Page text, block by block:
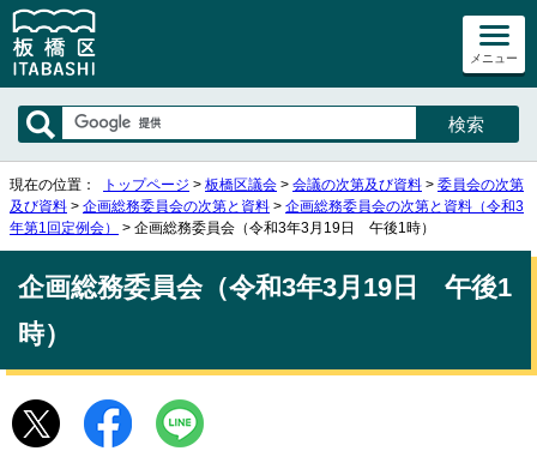
メニュー
現在の位置： トップページ > 板橋区議会 > 会議の次第及び資料 > 委員会の次第
及び資料 > 企画総務委員会の次第と資料 > 企画総務委員会の次第と資料（令和3
年第1回定例会）
> 企画総務委員会（令和3年3月19日 午後1時）
企画総務委員会（令和3年3月19日 午後1
時）